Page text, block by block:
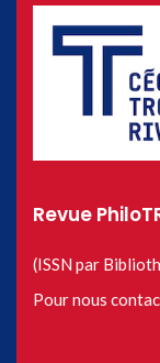
Revue
(ISSN par
Pour nous